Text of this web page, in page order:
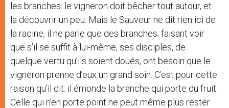
les branches: le vigneron doit bêcher tout autour, et
la découvrir un peu. Mais le Sauveur ne dit rien ici de
la racine, il ne parle que des branches; faisant voir
que s’il se suffit à lui-même, ses disciples, de
quelque vertu qu’ils soient doués, ont besoin que le
vigneron prenne d’eux un grand soin. C’est pour cette
raison qu’il dit: il émonde la branche qui porte du fruit.
Celle qui n’en porte point ne peut même plus rester